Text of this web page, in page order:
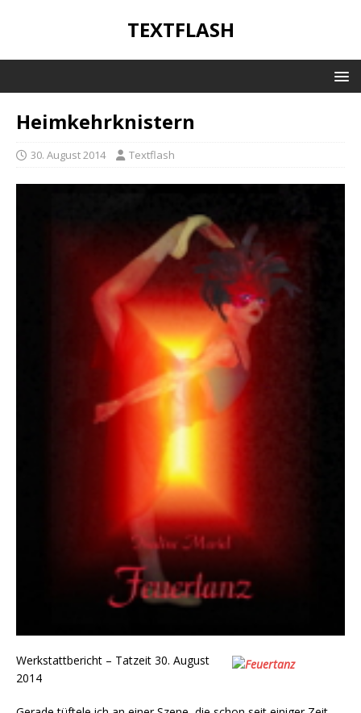
TEXTFLASH
Heimkehrknistern
30. August 2014 Textflash
Werkstattbericht – Tatzeit 30. August
2014